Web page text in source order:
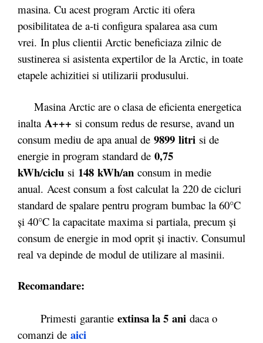
masina. Cu acest program Arctic iti ofera
posibilitatea de a-ti configura spalarea asa cum
vrei. In plus clientii Arctic beneficiaza zilnic de
sustinerea si asistenta expertilor de la Arctic, in toate
etapele achizitiei si utilizarii produsului.
Masina Arctic are o clasa de eficienta energetica
inalta A+++ si consum redus de resurse, avand un
consum mediu de apa anual de 9899 litri si de
energie in program standard de 0,75
kWh/ciclu si 148 kWh/an consum in medie
anual. Acest consum a fost calculat la 220 de cicluri
standard de spalare pentru program bumbac la 60°C
şi 40°C la capacitate maxima si partiala, precum şi
consum de energie in mod oprit şi inactiv. Consumul
real va depinde de modul de utilizare al masinii.
Recomandare:
Primesti garantie extinsa la 5 ani daca o
comanzi de aici